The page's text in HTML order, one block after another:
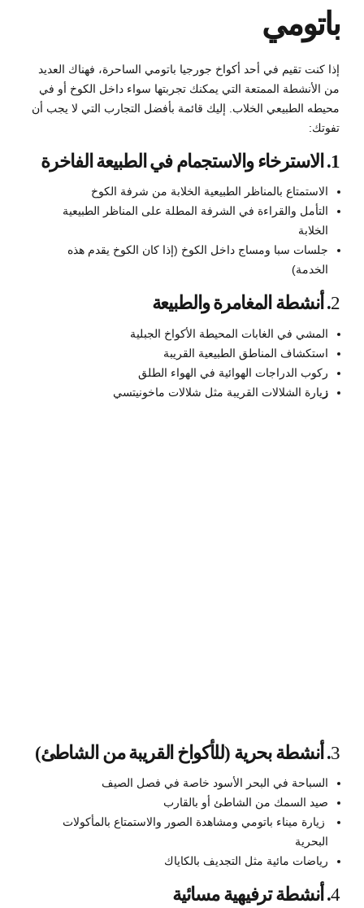
باتومي
إذا كنت تقيم في أحد أكواخ جورجيا باتومي الساحرة، فهناك العديد
من الأنشطة الممتعة التي يمكنك تجربتها سواء داخل الكوخ أو في
محيطه الطبيعي الخلاب. إليك قائمة بأفضل التجارب التي لا يجب أن
تفوتك:
1. الاسترخاء والاستجمام في الطبيعة الفاخرة
الاستمتاع بالمناظر الطبيعية الخلابة من شرفة الكوخ
التأمل والقراءة في الشرفة المطلة على المناظر الطبيعية
الخلابة
جلسات سبا ومساج داخل الكوخ (إذا كان الكوخ يقدم هذه
الخدمة)
2. أنشطة المغامرة والطبيعة
المشي في الغابات المحيطة الأكواخ الجبلية
استكشاف المناطق الطبيعية القريبة
ركوب الدراجات الهوائية في الهواء الطلق
ز يارة الشلالات القريبة مثل شلالات ماخونيتسي
3. أنشطة بحرية (للأكواخ القريبة من الشاطئ)
السباحة في البحر الأسود خاصة في فصل الصيف
صيد السمك من الشاطئ أو بالقارب
زيارة ميناء باتومي ومشاهدة الصور والاستمتاع بالمأكولات
البحرية
رياضات مائية مثل التجديف بالكاياك
4. أنشطة ترفيهية مسائية